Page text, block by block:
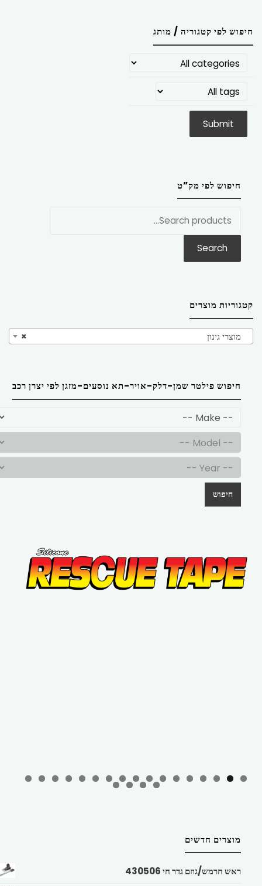
חיפוש לפי קטגוריה / מותג
חיפוש לפי מק”ט
Search
קטגוריות מוצרים
× מוצרי גינון
חיפוש פילטר שמן-דלק-אויר-תא נוסעים-מזגן לפי יצרן רכב
חיפוש
מוצרים חדשים
ראש חרמש/גוזם גדר חי 430506